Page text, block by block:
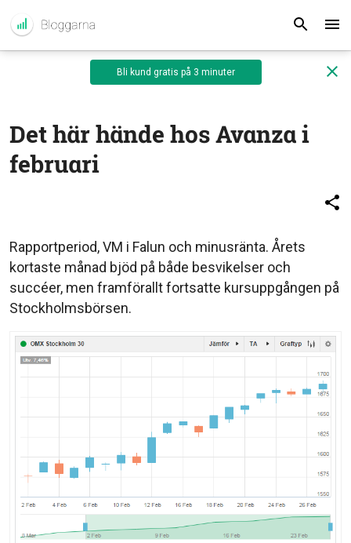
Bli kund gratis på 3 minuter
Det här hände hos Avanza i
februari
Rapportperiod, VM i Falun och minusränta. Årets
kortaste månad bjöd på både besvikelser och
succéer, men framförallt fortsatte kursuppgången på
Stockholmsbörsen.